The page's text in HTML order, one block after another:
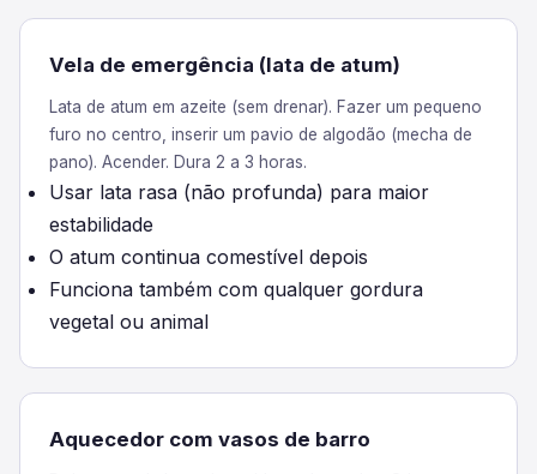
Vela de emergência (lata de atum)
Lata de atum em azeite (sem drenar). Fazer um pequeno
furo no centro, inserir um pavio de algodão (mecha de
pano). Acender. Dura 2 a 3 horas.
Usar lata rasa (não profunda) para maior
estabilidade
O atum continua comestível depois
Funciona também com qualquer gordura
vegetal ou animal
Aquecedor com vasos de barro